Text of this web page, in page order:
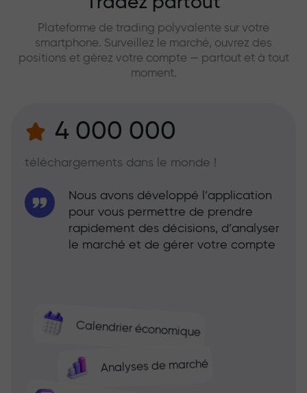
Plateforme de trading polyvalente sur votre
smartphone. Surveillez le marché, ouvrez des
positions et gérez votre compte — partout et à tout
moment.
4 000 000
téléchargements dans le monde !
Calendrier économique
Analyses de marché
Nous avons développé l’application
pour vous permettre de prendre
rapidement des décisions, d’analyser
le marché et de gérer votre compte